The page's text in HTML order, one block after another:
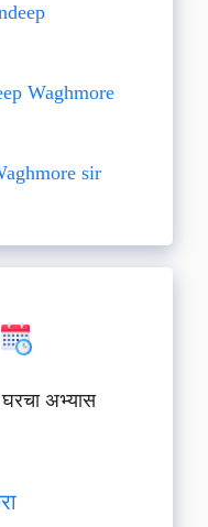
Waghmore
sir
अभ्यास